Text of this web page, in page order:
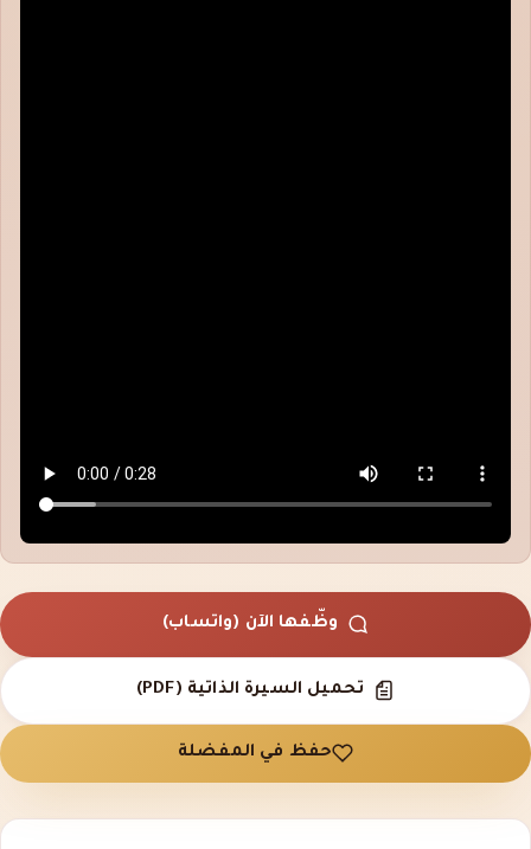
وظّفها الآن (واتساب)
تحميل السيرة الذاتية (PDF)
حفظ في المفضلة